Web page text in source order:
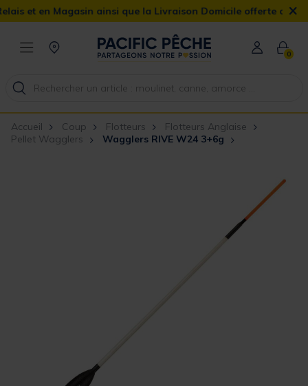
en Magasin ainsi que la Livraison Domicile offerte dès 90€ ×
0
Accueil Coup Flotteurs
Flotteurs Anglaise
Pellet Wagglers
Wagglers RIVE W24 3+6g